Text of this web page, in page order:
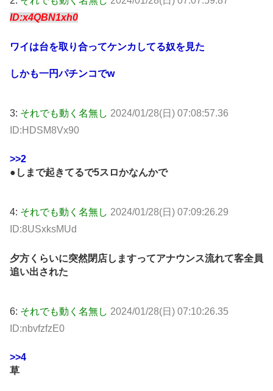
ID:x4QBN1xh0
ワイは台を取り合ってケンカしてる奴を見た
しかも一円パチンコでw
3: それでも動く名無し 2024/01/28(日) 07:08:57.36
ID:HDSM8Vx90
>>2
●しまで起きてるで5スロかなんかで
4: それでも動く名無し 2024/01/28(日) 07:09:26.29
ID:8USxksMUd
夕方くらいに突然閉店しますってアナウンス流れて客全員
追い出された
6: それでも動く名無し 2024/01/28(日) 07:10:26.35
ID:nbvfzfzE0
>>4
草